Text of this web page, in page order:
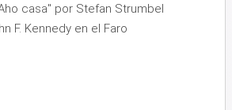
casa" por Stefan Strumbel
F. Kennedy en el Faro